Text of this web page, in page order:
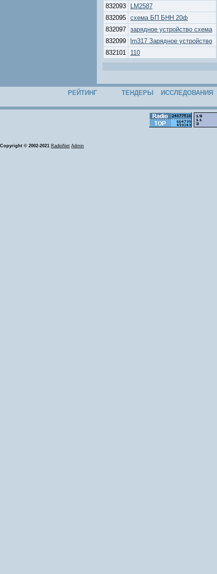
832093
LM2587
832095 схема БП БНН 20ф
832097 зарядное устройство схема
832099
lm317 Зарядное устройство
832101
110
РЕЙТИНГ ТЕНДЕРЫ ИССЛЕДОВАНИЯ
Copyright © 2002-2021 RadioNet Admin